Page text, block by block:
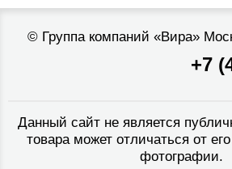
© Группа компаний «Вира»
+7
Данный сайт не является
товара может отличаться от
фотографии.